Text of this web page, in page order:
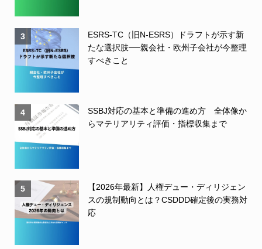
3
ESRS-TC（旧N-ESRS）ドラフトが示す新
たな選択肢──親会社・欧州子会社が今整理
すべきこと
4
SSBJ対応の基本と準備の進め方 全体像か
らマテリアリティ評価・指標収集まで
5
【2026年最新】人権デュー・ディリジェン
スの規制動向とは？CSDDD確定後の実務対
応